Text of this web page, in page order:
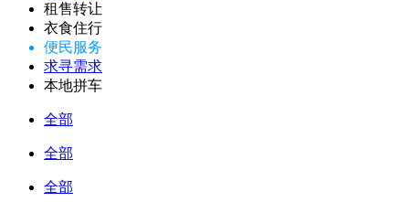
租售转让
衣食住行
便民服务
求寻需求
本地拼车
全部
全部
全部